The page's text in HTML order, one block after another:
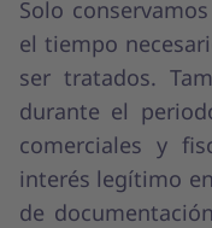
Solo
el tiempo
ser tratados.
durante el
comerciales y
interés legítimo
de